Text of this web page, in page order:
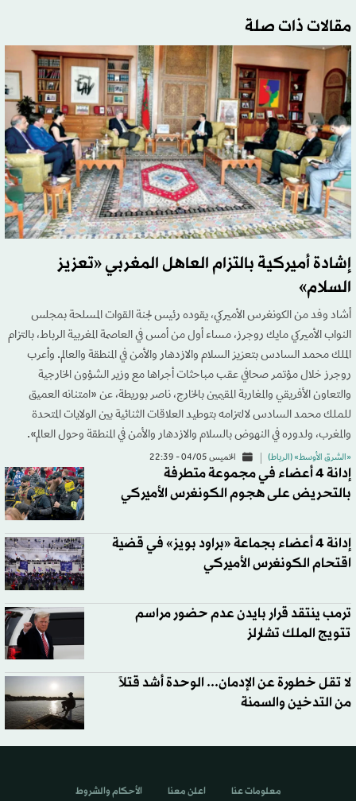
مقالات ذات صلة
إشادة أميركية بالتزام العاهل المغربي «تعزيز
السلام»
أشاد وفد من الكونغرس الأميركي، يقوده رئيس لجنة القوات المسلحة بمجلس
النواب الأميركي مايك روجرز، مساء أول من أمس في العاصمة المغربية الرباط، بالتزام
الملك محمد السادس بتعزيز السلام والازدهار والأمن في المنطقة والعالم. وأعرب
روجرز خلال مؤتمر صحافي عقب مباحثات أجراها مع وزير الشؤون الخارجية
والتعاون الأفريقي والمغاربة المقيمين بالخارج، ناصر بوريطة، عن «امتنانه العميق
للملك محمد السادس لالتزامه بتوطيد العلاقات الثنائية بين الولايات المتحدة
والمغرب، ولدوره في النهوض بالسلام والازدهار والأمن في المنطقة وحول العالم».
«الشرق الأوسط» (الرباط) الخميس 04/05 - 22:39
إدانة 4 أعضاء في مجموعة متطرفة
بالتحريض على هجوم الكونغرس الأميركي
إدانة 4 أعضاء بجماعة «براود بويز» في قضية
اقتحام الكونغرس الأميركي
ترمب ينتقد قرار بايدن عدم حضور مراسم
تتويج الملك تشارلز
لا تقل خطورة عن الإدمان... الوحدة أشد قتلاً
من التدخين والسمنة
معلومات عنا اعلن معنا الأحكام والشروط